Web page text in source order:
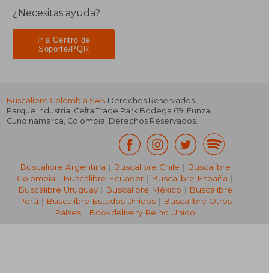
¿Necesitas ayuda?
Ir a Centro de
Soporte/PQR
Buscalibre Colombia SAS Derechos Reservados.
Parque Industrial Celta Trade Park Bodega 69, Funza,
Cundinamarca, Colombia. Derechos Reservados.
Buscalibre Argentina | Buscalibre Chile | Buscalibre
Colombia | Buscalibre Ecuador | Buscalibre España |
Buscalibre Uruguay| Buscalibre México | Buscalibre
Perú | Buscalibre Estados Unidos| Buscalibre Otros
Países | Bookdelivery Reino Unido